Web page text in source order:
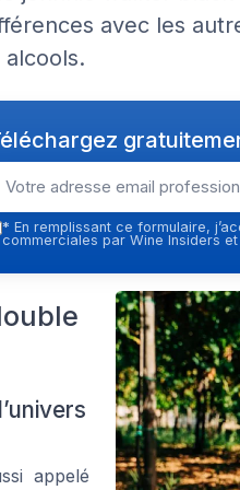
avec les
* En remplissant ce formulaire,
commerciales par Wine Insiders
appelé